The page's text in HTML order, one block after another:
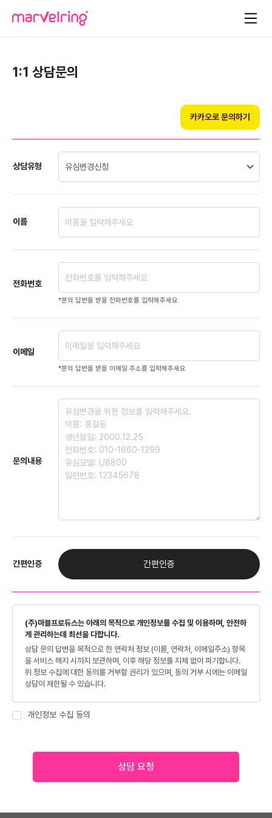
1:1 상담문의
카카오로 문의하기
상담유형
이름
전화번호
*문의 답변을 받을 전화번호를 입력해주세요
이메일
*문의 답변을 받을 이메일 주소를 입력해주세요
문의내용
간편인증 간편인증
(주)마블프로듀스는 아래의 목적으로 개인정보를 수집 및 이용하며, 안전하
게 관리하는데 최선을 다합니다.
상담 문의 답변을 목적으로 한 연락처 정보 (이름, 연락처, 이메일주소) 항목
을 서비스 해지 시까지 보관하며, 이후 해당 정보를 지체 없이 파기합니다.
위 정보 수집에 대한 동의를 거부할 권리가 있으며, 동의 거부 시에는 이메일
상담이 제한될 수 있습니다.
개인정보 수집 동의
상담 요청